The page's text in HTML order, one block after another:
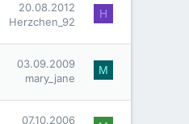
20.08.2012
Herzchen_92
H
03.09.2009
mary_jane
M
07.10.2006